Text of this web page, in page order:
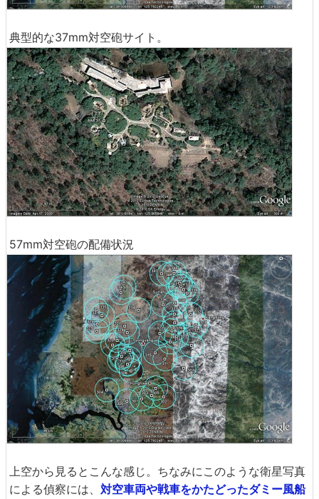
典型的な37mm対空砲サイト。
57mm対空砲の配備状況
上空から見るとこんな感じ。ちなみにこのような衛星写真
による偵察には、 対空車両や戦車をかたどったダミー風船